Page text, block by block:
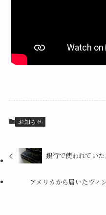
お知らせ
銀行で使われてい
アメリカから届いたヴィ